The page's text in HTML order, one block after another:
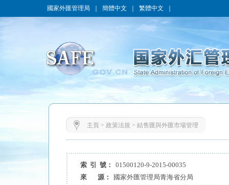
國家外匯管理局 簡體中文 繁體中文
主頁 > 政策法規 > 結售匯與外匯市場管理
索 引 號：
01500120-9-2015-00035
來 源：
國家外匯管理局青海省分局